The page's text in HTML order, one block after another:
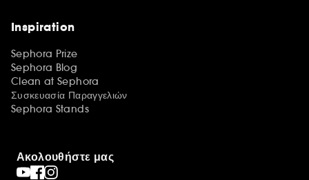
Inspiration
Sephora Prize
Sephora Blog
Clean at Sephora
Συσκευασία Παραγγελιών
Sephora Stands
Ακολουθήστε μας